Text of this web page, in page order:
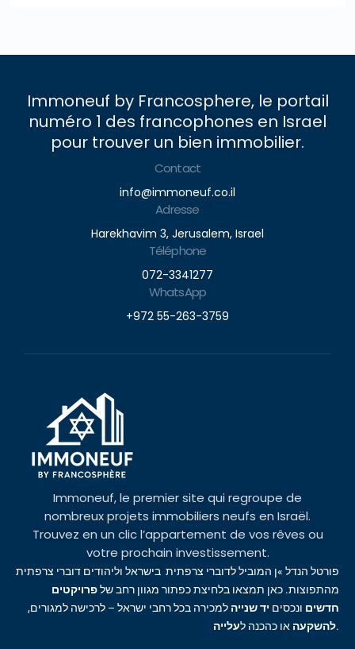
Immoneuf by Francosphere, le portail
numéro 1 des francophones en Israel
pour trouver un bien immobilier.
Contact
info@immoneuf.co.il
Adresse
Harekhavim 3, Jerusalem, Israel
Téléphone
072-3341277
WhatsApp
+972 55-263-3759
Immoneuf, le premier site qui regroupe de
nombreux projets immobiliers neufs en Israël.
Trouvez en un clic l’appartement de vos rêves ou
votre prochain investissement.
פורטל הנדל »ן המוביל לדוברי צרפתית בישראל וליהודים דוברי צרפתית
מהתפוצות. כאן תמצאו בלחיצת כפתור מגוון רחב שלפרויקטים
חדשים ונכסים יד שנייה למכירה בכל רחבי ישראל – לרכישה למגורים,
להשקעה או כהכנה לעלייה .